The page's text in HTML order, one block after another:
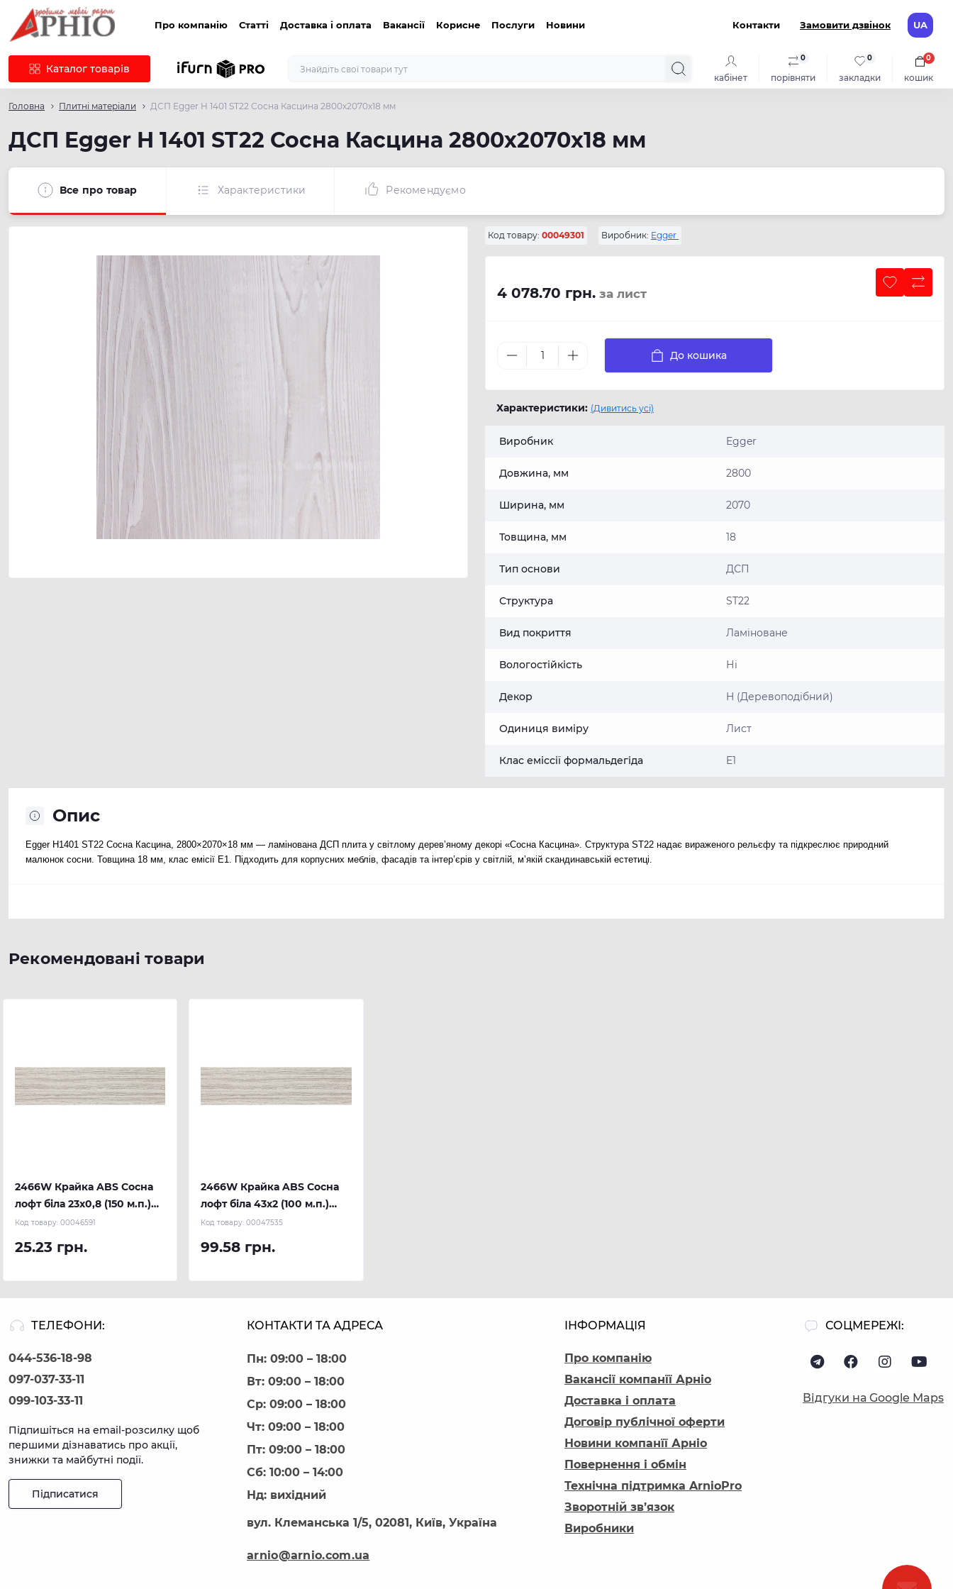
Про компанію Статті Доставка і оплата Вакансії Корисне Послуги Новини Контакти Замовити дзвінок UA
Каталог товарів
кабінет порівняти
0
закладки
0
кошик
0
Головна Плитні матеріали ДСП Egger H 1401 ST22 Сосна Касцина 2800х2070х18 мм
ДСП Egger H 1401 ST22 Сосна Касцина 2800х2070х18 мм
Все про товар Характеристики Рекомендуємо
Код товару: 00049301 Виробник: Egger
4 078.70 грн. за лист
До кошика
Характеристики: (Дивитись усі)
Виробник Egger
Довжина, мм 2800
Ширина, мм 2070
Товщина, мм 18
Тип основи ДСП
Структура ST22
Вид покриття Ламiноване
Вологостійкість Ні
Декор H (Деревоподібний)
Одиниця виміру Лист
Клас еміссії формальдегіда E1
Опис
Egger H1401 ST22 Сосна Касцина, 2800×2070×18 мм — ламінована ДСП плита у світлому дерев’яному декорі «Сосна Касцина». Структура ST22 надає вираженого рельєфу та підкреслює природний
малюнок сосни. Товщина 18 мм, клас емісії E1. Підходить для корпусних меблів, фасадів та інтер’єрів у світлій, м’якій скандинавській естетиці.
Рекомендовані товари
2466W Крайка ABS Сосна
лофт біла 23х0,8 (150 м.п.)
REHAU
Код товару: 00046591
25.23 грн.
2466W Крайка ABS Сосна
лофт біла 43х2 (100 м.п.)
REHAU
Код товару:00047535
99.58 грн.
ТЕЛЕФОНИ:
044-536-18-98
097-037-33-11
099-103-33-11
Підпишіться на email-розсилку щоб
першими дізнаватись про акції,
знижки та майбутні події.
Підписатися
КОНТАКТИ ТА АДРЕСА
Пн: 09:00 – 18:00
Вт: 09:00 – 18:00
Ср: 09:00 – 18:00
Чт: 09:00 – 18:00
Пт: 09:00 – 18:00
Сб: 10:00 – 14:00
Нд: вихідний
вул. Клеманська 1/5, 02081, Київ, Україна
arnio@arnio.com.ua
ІНФОРМАЦІЯ
Про компанію
Вакансії компанїї Арніо
Доставка і оплата
Договір публічної оферти
Новини компанїї Арніо
Повернення і обмін
Технічна підтримка ArnioPro
Зворотній зв’язок
Виробники
СОЦМЕРЕЖІ:
Відгуки на Google Maps